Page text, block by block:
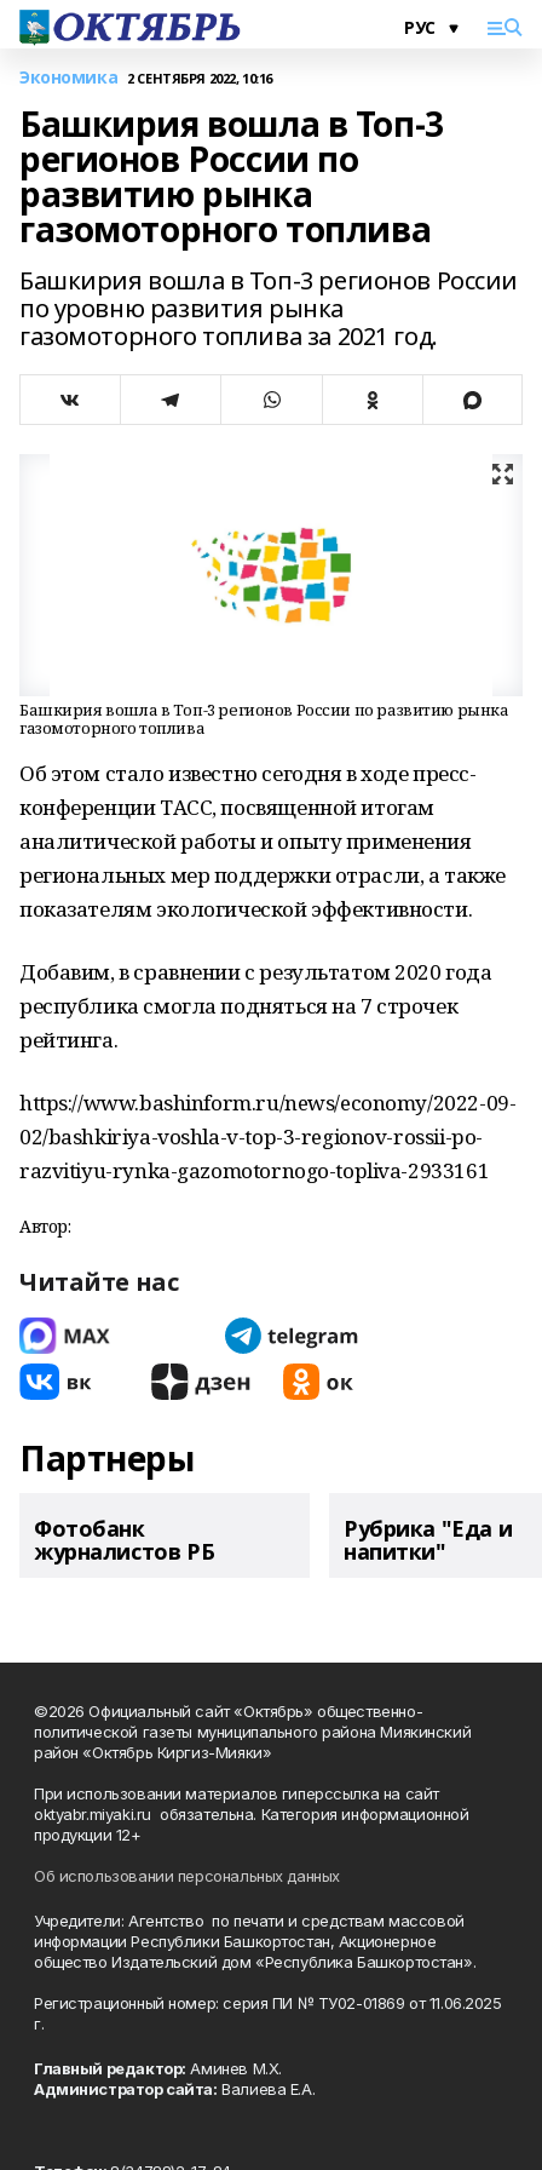
Экономика 2 СЕНТЯБРЯ 2022, 10:16
Башкирия вошла в Топ-3
регионов России по
развитию рынка
газомоторного топлива
Башкирия вошла в Топ-3 регионов России
по уровню развития рынка
газомоторного топлива за 2021 год.
Башкирия вошла в Топ-3 регионов России по развитию рынка
газомоторного топлива
Об этом стало известно сегодня в ходе пресс-
конференции ТАСС, посвященной итогам
аналитической работы и опыту применения
региональных мер поддержки отрасли, а также
показателям экологической эффективности.
Добавим, в сравнении с результатом 2020 года
республика смогла подняться на 7 строчек
рейтинга.
https://www.bashinform.ru/news/economy/2022-09-
02/bashkiriya-voshla-v-top-3-regionov-rossii-po-
razvitiyu-rynka-gazomotornogo-topliva-2933161
Автор:
Читайте нас
Партнеры
Фотобанк
журналистов РБ
Рубрика "Еда и
напитки"
©2026 Официальный сайт «Октябрь» общественно-
политической газеты муниципального района Миякинский
район «Октябрь Киргиз-Мияки»
При использовании материалов гиперссылка на сайт
oktyabr.miyaki.ru обязательна. Категория информационной
продукции 12+
Об использовании персональных данных
Учредители: Агентство по печати и средствам массовой
информации Республики Башкортостан, Акционерное
общество Издательский дом «Республика Башкортостан».
Регистрационный номер: серия ПИ № ТУ02-01869 от 11.06.2025
г.
Главный редактор: Аминев М.Х.
Администратор сайта: Валиева Е.А.